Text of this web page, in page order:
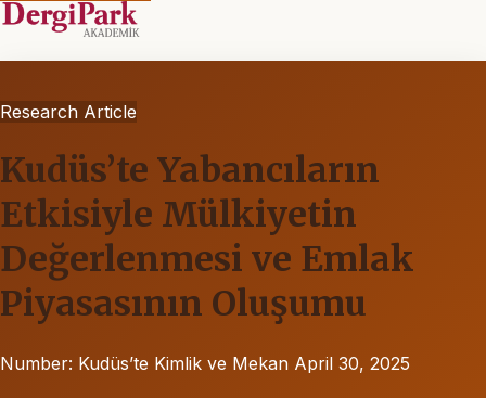
Research Article
Kudüs’te Yabancıların
Etkisiyle Mülkiyetin
Değerlenmesi ve Emlak
Piyasasının Oluşumu
Number: Kudüs’te Kimlik ve Mekan April 30, 2025